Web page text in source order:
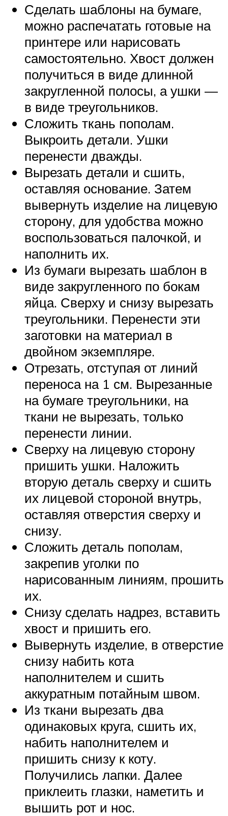
Сделать шаблоны на бумаге,
можно распечатать готовые на
принтере или нарисовать
самостоятельно. Хвост должен
получиться в виде длинной
закругленной полосы, а ушки —
в виде треугольников.
Сложить ткань пополам.
Выкроить детали. Ушки
перенести дважды.
Вырезать детали и сшить,
оставляя основание. Затем
вывернуть изделие на лицевую
сторону, для удобства можно
воспользоваться палочкой, и
наполнить их.
Из бумаги вырезать шаблон в
виде закругленного по бокам
яйца. Сверху и снизу вырезать
треугольники. Перенести эти
заготовки на материал в
двойном экземпляре.
Отрезать, отступая от линий
переноса на 1 см. Вырезанные
на бумаге треугольники, на
ткани не вырезать, только
перенести линии.
Сверху на лицевую сторону
пришить ушки. Наложить
вторую деталь сверху и сшить
их лицевой стороной внутрь,
оставляя отверстия сверху и
снизу.
Сложить деталь пополам,
закрепив уголки по
нарисованным линиям, прошить
их.
Снизу сделать надрез, вставить
хвост и пришить его.
Вывернуть изделие, в отверстие
снизу набить кота
наполнителем и сшить
аккуратным потайным швом.
Из ткани вырезать два
одинаковых круга, сшить их,
набить наполнителем и
пришить снизу к коту.
Получились лапки. Далее
приклеить глазки, наметить и
вышить рот и нос.